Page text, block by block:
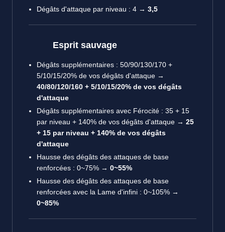
Dégâts d'attaque par niveau : 4 → 3,5
Esprit sauvage
Dégâts supplémentaires : 50/90/130/170 +
5/10/15/20% de vos dégâts d'attaque →
40/80/120/160 + 5/10/15/20% de vos dégâts
d'attaque
Dégâts supplémentaires avec Férocité : 35 + 15
par niveau + 140% de vos dégâts d'attaque → 25
+ 15 par niveau + 140% de vos dégâts
d'attaque
Hausse des dégâts des attaques de base
renforcées : 0~75% → 0~55%
Hausse des dégâts des attaques de base
renforcées avec la Lame d'infini : 0~105% →
0~85%